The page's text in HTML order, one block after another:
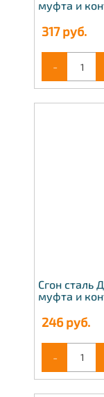
муфта и
317руб.
-
Сгон сталь
муфта и
246руб.
-